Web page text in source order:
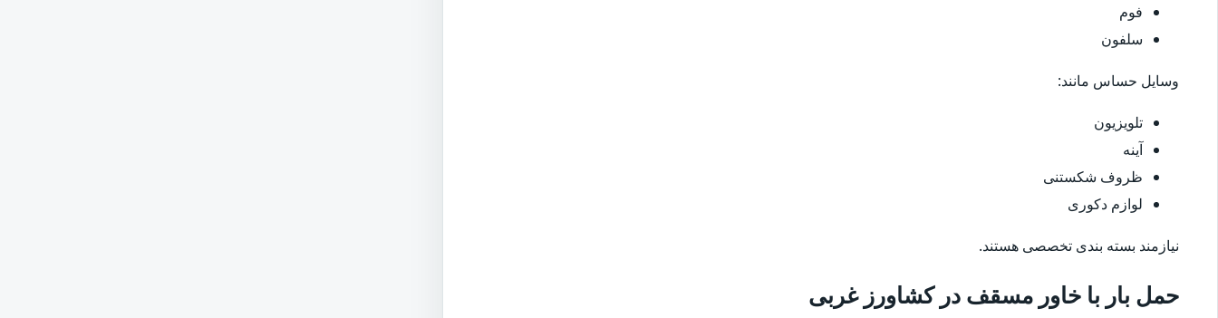
فوم
سلفون
وسایل حساس مانند:
تلویزیون
آینه
ظروف شکستنی
لوازم دکوری
نیازمند بسته بندی تخصصی هستند.
حمل بار با خاور مسقف در کشاورز غربی